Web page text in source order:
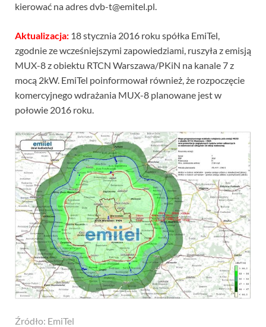
kierować na adres dvb-t@emitel.pl.
Aktualizacja: 18 stycznia 2016 roku spółka EmiTel,
zgodnie ze wcześniejszymi zapowiedziami, ruszyła z emisją
MUX-8 z obiektu RTCN Warszawa/PKiN na kanale 7 z
mocą 2kW. EmiTel poinformował również, że rozpoczęcie
komercyjnego wdrażania MUX-8 planowane jest w
połowie 2016 roku.
Źródło: EmiTel